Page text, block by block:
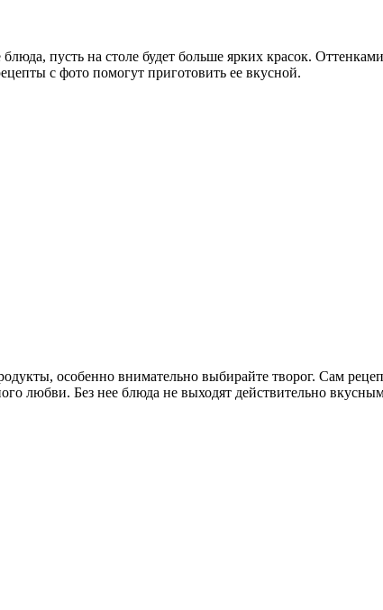
пусть на столе будет больше ярких красок.
с фото помогут приготовить ее вкусной.
особенно внимательно выбирайте творог. Сам
любви. Без нее блюда не выходят действительно